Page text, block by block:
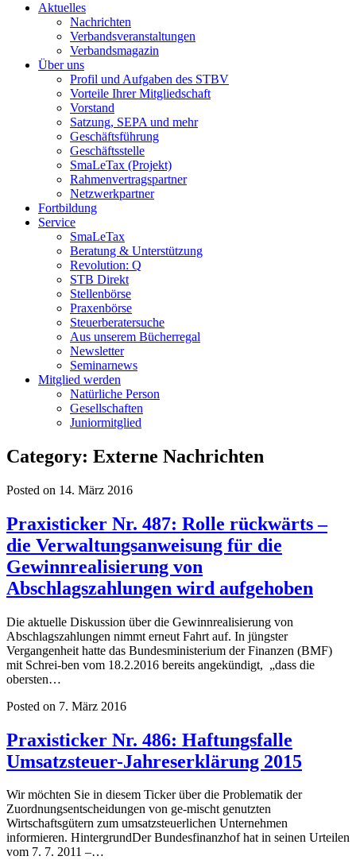
Aktuelles
Nachrichten
Verbandsveranstaltungen
Verbandsmagazin
Über uns
Profil und Aufgaben des STBV
Vorteile Ihrer Mitgliedschaft
Vorstand
Satzung, SEPA und mehr
Geschäftsführung
Geschäftsstelle
SmaLeTax (Projekt)
Rahmenvertragspartner
Netzwerkpartner
Fortbildung
Service
SmaLeTax
Beratung & Unterstützung
Revolution: Q
STB Direkt
Stellenbörse
Praxenbörse
Steuerberatersuche
Aus unserem Bücherregal
Newsletter
Seminarnews
Mitglied werden
Natürliche Person
Gesellschaften
Juniormitglied
Category: Externe Nachrichten
Posted on 14. März 2016
Praxisticker Nr. 487: Rolle rückwärts –
die Verwaltungsanweisung für die
Gewinnrealisierung von
Abschlagszahlungen wird aufgehoben
Die aktuelle Diskussion über die Gewinnrealisierung von
Abschlagszahlungen nimmt erneut Fahrt auf. In jüngster
Vergangenheit hatte das Bundesministerium der Finanzen (BMF)
mit Schrei-ben vom 18.2.2016 bereits angekündigt, „dass die
obersten…
Posted on 7. März 2016
Praxisticker Nr. 486: Haftungsfalle
Umsatzsteuer-Jahreserklärung 2015
Wir möchten Sie in diesem Ticker über die Problematik der
Zuordnungsentscheidungen von ge-mischt genutzten
Wirtschaftsgütern zum umsatzsteuerlichen Unternehmen
informieren. HintergrundDer Bundesfinanzhof hat in seinen Urteilen
vom 7. 7. 2011 –…